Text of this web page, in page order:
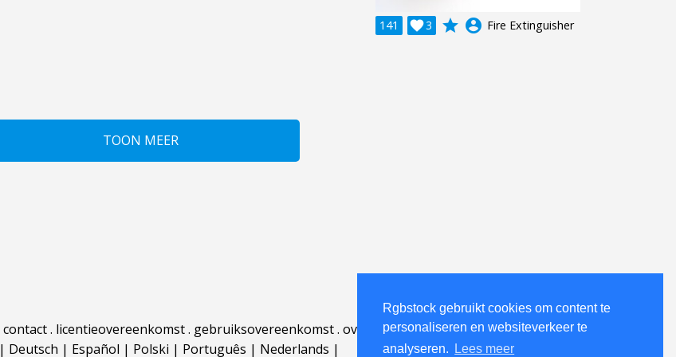
Rgbstock gebruikt cookies om content te
personaliseren en websiteverkeer te
analyseren.
Lees meer
141 3
 grade account_circle Fire Extinguisher
TOON MEER
contact. licentieovereenkomst. gebruiksovereenkomst. over
| Deutsch | Español | Polski | Português | Nederlands |